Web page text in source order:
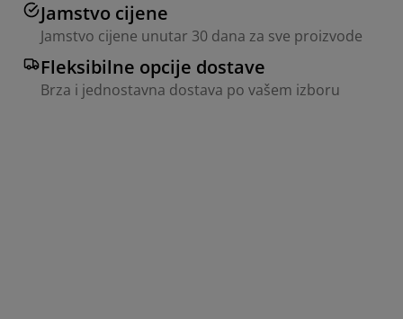
Jamstvo cijene
Jamstvo cijene unutar 30 dana za sve proizvode
Fleksibilne opcije dostave
Brza i jednostavna dostava po vašem izboru